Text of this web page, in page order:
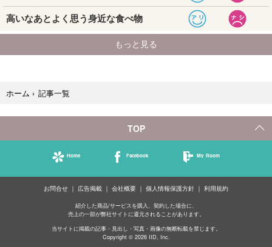
ホーム › 記事一覧
TOP
Home Facebook My Room
お問合せ 広告掲載 会社概要 個人情報保護方針 利用規約
紹介した商品/サービスを購入、契約した場合に、
売上の一部が弊社サイトに還元されることがあります。
当サイトに掲載の記事・見出し・写真・画像の無断転載を禁じます。
Copyright © 2026 IID, Inc.